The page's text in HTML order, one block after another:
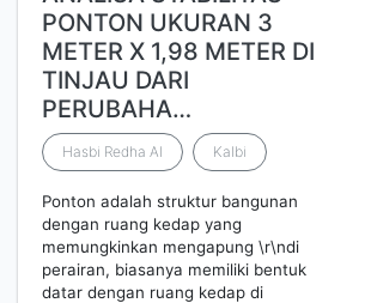
PONTON UKURAN 3
METER X 1,98 METER DI
TINJAU DARI
PERUBAHA…
Hasbi Redha Al Kalbi
Ponton adalah struktur bangunan
dengan ruang kedap yang
memungkinkan mengapung \r\ndi
perairan, biasanya memiliki bentuk
datar dengan ruang kedap di